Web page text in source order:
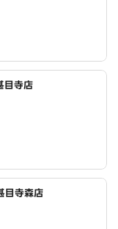
寺店
寺森店